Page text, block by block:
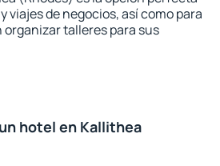
viajes de negocios, así como para
organizar talleres para sus
hotel en Kallithea